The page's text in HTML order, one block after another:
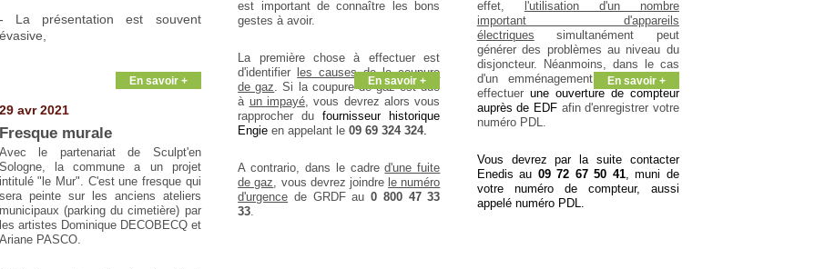
- La présentation est souvent
évasive,
En savoir +
est important de connaître les bons
gestes à avoir.
La première chose à effectuer est
d'identifier
les causes de la coupure
de gaz. Si la coupure de gaz est due
à un impayé, vous devrez alors vous
rapprocher dufournisseur historique
Engie en appelant le09 69 324 324.
A contrario, dans le cadred'une fuite
de gaz, vous devrez joindre le numéro
d'urgence de GRDF au0 800 47 33
33.
En savoir +
effet,
l'utilisation d'un nombre
important d'appareils
électriques simultanément peut
générer des problèmes au niveau du
disjoncteur. Néanmoins, dans le cas
d'un emménagement, vous devrez
effectuer une ouverture de compteur
auprès de EDF afin d'enregistrer votre
numéro PDL.
Vous devrez par la suite contacter
Enedis au 09 72 67 50 41, muni de
votre numéro de compteur, aussi
appelé numéro PDL.
En savoir +
29 avr 2021
Fresque murale
Avec le partenariat de Sculpt'en
Sologne, la commune a un projet
intitulé "le Mur". C'est une fresque qui
sera peinte sur les anciens ateliers
municipaux (parking du cimetière) par
les artistes Dominique DECOBECQ et
Ariane PASCO.